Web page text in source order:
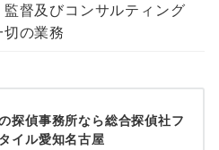
監督及びコンサルティング
切の業務
探偵事務所なら総合探偵社フ
イル愛知名古屋